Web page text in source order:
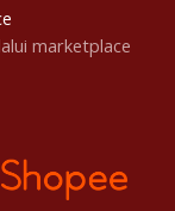
marketplace